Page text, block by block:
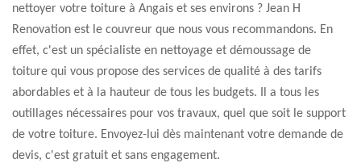
nettoyer votre toiture à Angais et ses environs ? Jean H
Renovation est le couvreur que nous vous recommandons. En
effet, c'est un spécialiste en nettoyage et démoussage de
toiture qui vous propose des services de qualité à des tarifs
abordables et à la hauteur de tous les budgets. Il a tous les
outillages nécessaires pour vos travaux, quel que soit le support
de votre toiture. Envoyez-lui dès maintenant votre demande de
devis, c'est gratuit et sans engagement.